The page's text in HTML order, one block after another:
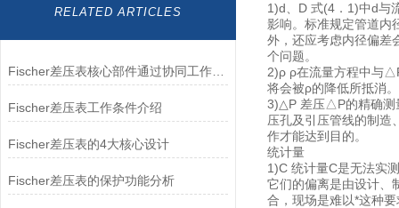
RELATED ARTICLES
Fischer差压表核心部件通过协同工作实现差压测量与控制
Fischer差压表工作条件介绍
Fischer差压表的4大核心设计
Fischer差压表的保护功能分析
1)d、D 式(4．1)中d与
影响。标准规定管道内
外，还应考虑内径偏差
个问题。
2)ρ ρ在流量方程中与
将会被ρ的降低所抵消。
3)△P 差压△P的精确测
压孔及引压管线的制造
作才能达到目的。
统计量
1)C 统计量C是无法实
它们的偏离是由设计、
合，现场是难以*这种